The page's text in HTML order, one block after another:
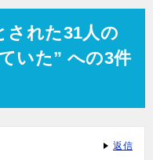
された31人の
いた” への3件
返信